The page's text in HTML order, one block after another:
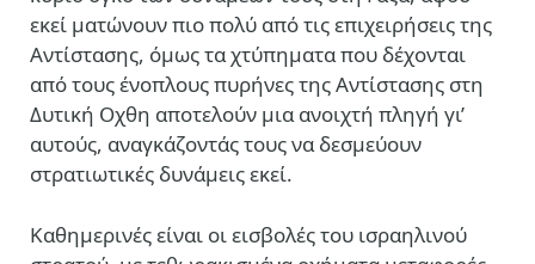
εκεί ματώνουν πιο πολύ από τις επιχειρήσεις της
Αντίστασης, όμως τα χτύπηματα που δέχονται
από τους ένοπλους πυρήνες της Αντίστασης στη
Δυτική Οχθη αποτελούν μια ανοιχτή πληγή γι’
αυτούς, αναγκάζοντάς τους να δεσμεύουν
στρατιωτικές δυνάμεις εκεί.
Καθημερινές είναι οι εισβολές του ισραηλινού